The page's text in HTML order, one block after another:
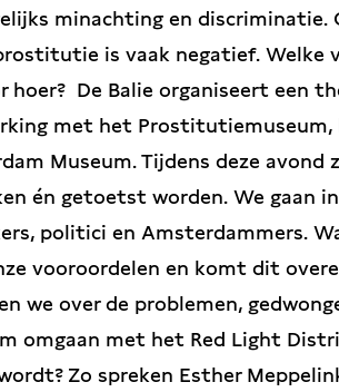
minachting en discriminatie.
is vaak negatief. Welke
hoer? De Balie organiseert een
met het Prostitutiemuseum,
Museum. Tijdens deze avond
én getoetst worden. We gaan
politici en Amsterdammers.
vooroordelen en komt dit
we over de problemen,
omgaan met het Red Light
Zo spreken Esther